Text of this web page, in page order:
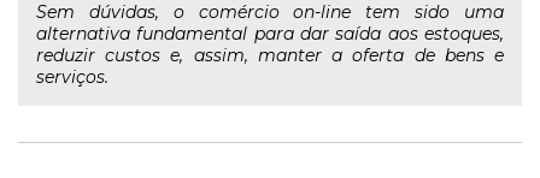
Sem dúvidas, o comércio on-line tem sido uma
alternativa fundamental para dar saída aos estoques,
reduzir custos e, assim, manter a oferta de bens e
serviços.